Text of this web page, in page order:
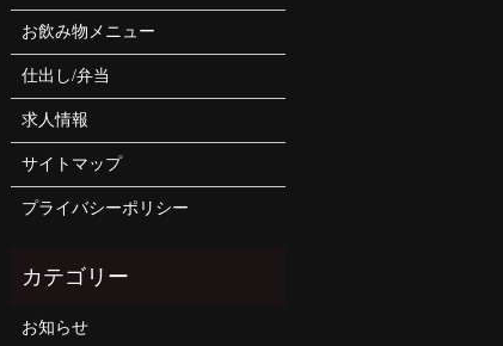
お飲み物メニュー
仕出し/弁当
求人情報
サイトマップ
プライバシーポリシー
お知らせ